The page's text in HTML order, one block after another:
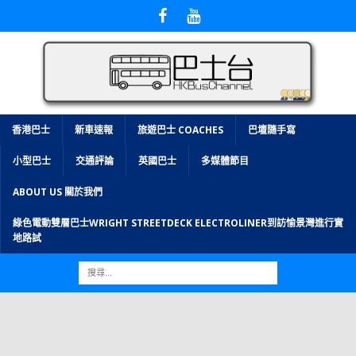
香港巴士 新車速報 旅遊巴士 COACHES 巴壇隨手寫
小型巴士 交通評論 英國巴士 多媒體節目
ABOUT US 關於我們
綠色電動雙層巴士WRIGHT STREETDECK ELECTROLINER到訪愉景灣進行實
地路試